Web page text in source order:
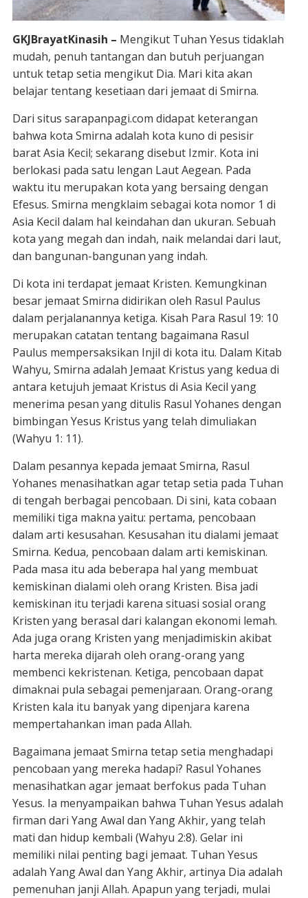
GKJBrayatKinasih – Mengikut Tuhan Yesus tidaklah
mudah, penuh tantangan dan butuh perjuangan
untuk tetap setia mengikut Dia. Mari kita akan
belajar tentang kesetiaan dari jemaat di Smirna.
Dari situs sarapanpagi.com didapat keterangan
bahwa kota Smirna adalah kota kuno di pesisir
barat Asia Kecil; sekarang disebut Izmir. Kota ini
berlokasi pada satu lengan Laut Aegean. Pada
waktu itu merupakan kota yang bersaing dengan
Efesus. Smirna mengklaim sebagai kota nomor 1 di
Asia Kecil dalam hal keindahan dan ukuran. Sebuah
kota yang megah dan indah, naik melandai dari laut,
dan bangunan-bangunan yang indah.
Di kota ini terdapat jemaat Kristen. Kemungkinan
besar jemaat Smirna didirikan oleh Rasul Paulus
dalam perjalanannya ketiga. Kisah Para Rasul 19: 10
merupakan catatan tentang bagaimana Rasul
Paulus mempersaksikan Injil di kota itu. Dalam Kitab
Wahyu, Smirna adalah Jemaat Kristus yang kedua di
antara ketujuh jemaat Kristus di Asia Kecil yang
menerima pesan yang ditulis Rasul Yohanes dengan
bimbingan Yesus Kristus yang telah dimuliakan
(Wahyu 1: 11).
Dalam pesannya kepada jemaat Smirna, Rasul
Yohanes menasihatkan agar tetap setia pada Tuhan
di tengah berbagai pencobaan. Di sini, kata cobaan
memiliki tiga makna yaitu: pertama, pencobaan
dalam arti kesusahan. Kesusahan itu dialami jemaat
Smirna. Kedua, pencobaan dalam arti kemiskinan.
Pada masa itu ada beberapa hal yang membuat
kemiskinan dialami oleh orang Kristen. Bisa jadi
kemiskinan itu terjadi karena situasi sosial orang
Kristen yang berasal dari kalangan ekonomi lemah.
Ada juga orang Kristen yang menjadimiskin akibat
harta mereka dijarah oleh orang-orang yang
membenci kekristenan. Ketiga, pencobaan dapat
dimaknai pula sebagai pemenjaraan. Orang-orang
Kristen kala itu banyak yang dipenjara karena
mempertahankan iman pada Allah.
Bagaimana jemaat Smirna tetap setia menghadapi
pencobaan yang mereka hadapi? Rasul Yohanes
menasihatkan agar jemaat berfokus pada Tuhan
Yesus. Ia menyampaikan bahwa Tuhan Yesus adalah
firman dari Yang Awal dan Yang Akhir, yang telah
mati dan hidup kembali (Wahyu 2:8). Gelar ini
memiliki nilai penting bagi jemaat. Tuhan Yesus
adalah Yang Awal dan Yang Akhir, artinya Dia adalah
pemenuhan janji Allah. Apapun yang terjadi, mulai